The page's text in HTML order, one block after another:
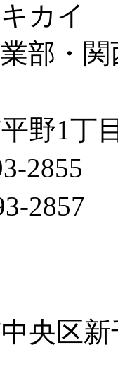
カイ
部・関
野1丁
2855
2857
央区